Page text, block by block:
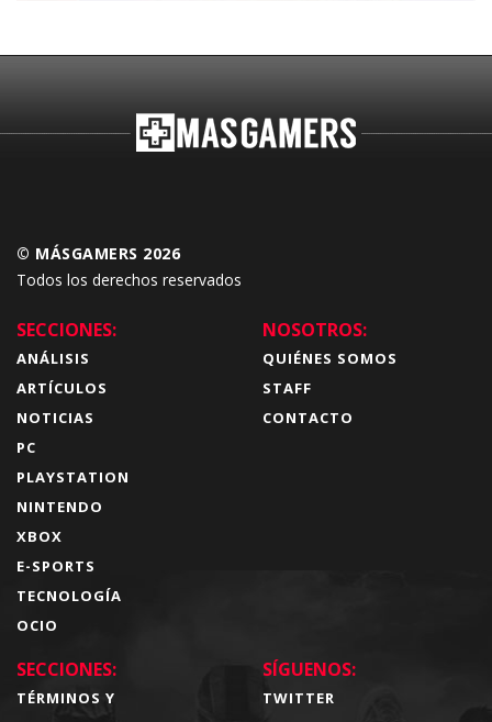
© MÁSGAMERS 2026
Todos los derechos reservados
SECCIONES:
ANÁLISIS
ARTÍCULOS
NOTICIAS
PC
PLAYSTATION
NINTENDO
XBOX
E-SPORTS
TECNOLOGÍA
OCIO
NOSOTROS:
QUIÉNES SOMOS
STAFF
CONTACTO
SECCIONES:
TÉRMINOS Y
SÍGUENOS:
TWITTER